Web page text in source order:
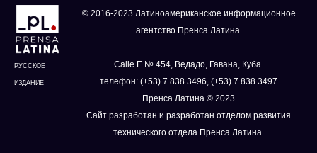
РУССКОЕ
ИЗДАНИЕ
© 2016-2023 Латиноамериканское информационное
агентство Пренса Латина.
Calle E № 454, Ведадо, Гавана, Куба.
телефон: (+53) 7 838 3496, (+53) 7 838 3497
Пренса Латина © 2023
Сайт разработан и разработан отделом развития
технического отдела Пренса Латина.